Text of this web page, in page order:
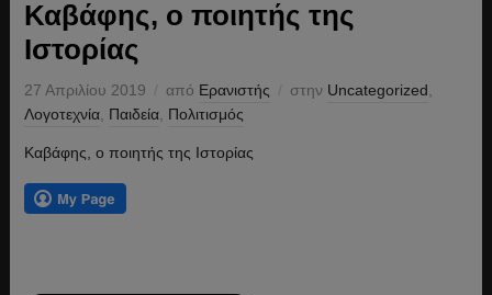
Καβάφης, ο ποιητής της
Ιστορίας
27 Απριλίου 2019 από Ερανιστής στην Uncategorized
Λογοτεχνία, Παιδεία, Πολιτισμός
Καβάφης, ο ποιητής της Ιστορίας